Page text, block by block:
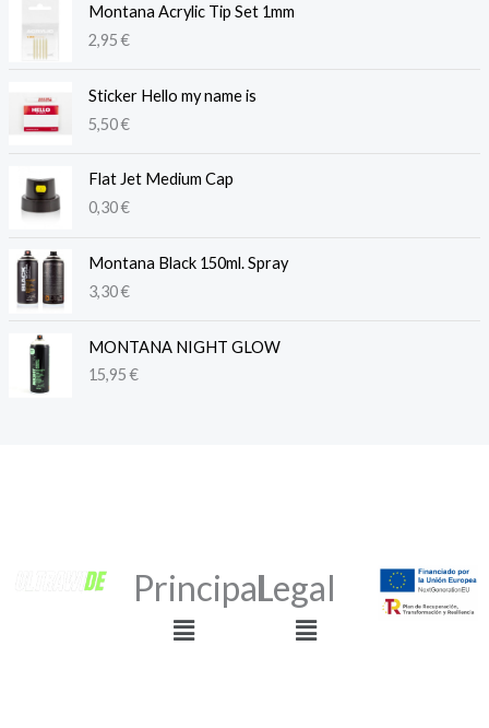
Montana Acrylic Tip Set 1mm
2,95€
Sticker Hello my name is
5,50€
Flat Jet Medium Cap
0,30€
Montana Black 150ml. Spray
3,30€
MONTANA NIGHT GLOW
15,95€
Principal
Menú
Legal
Menú